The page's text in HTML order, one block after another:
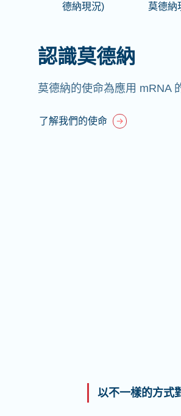
德納現況)
莫德納
認識莫德納
莫德納的使命為應用 mRNA
了解我們的使命
以不一樣的方式